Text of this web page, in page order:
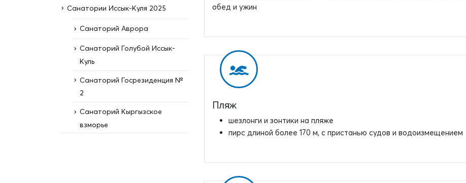
обед и ужин
Пляж
шезлонги и зонтики на пляже
пирс длиной более 170 м, с пристанью судов и водоизмещением
Санатории Иссык-Куля 2025
Санаторий Аврора
Санаторий Голубой Иссык-
Куль
Санаторий Госрезиденция №
2
Санаторий Кыргызское
взморье